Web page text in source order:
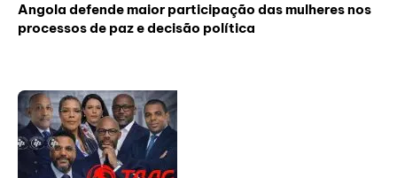
Angola defende maior participação das mulheres nos
processos de paz e decisão política